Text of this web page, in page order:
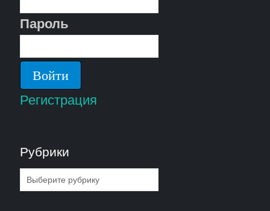
Пароль
Регистрация
Рубрики
Рубрики